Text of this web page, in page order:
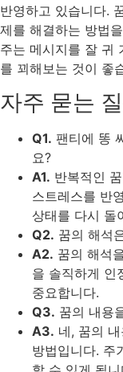
반영하고 있습니다.
제를 해결하는 방법
주는 메시지를 잘 귀
를 꾀해보는 것이 좋
자주 묻는
Q1. 팬티에 똥
요?
A1. 반복적인
스트레스를 반
상태를 다시 돌
Q2. 꿈의 해석
A2. 꿈의 해석
을 솔직하게 인
중요합니다.
Q3. 꿈의 내용
A3. 네, 꿈의
방법입니다. 주